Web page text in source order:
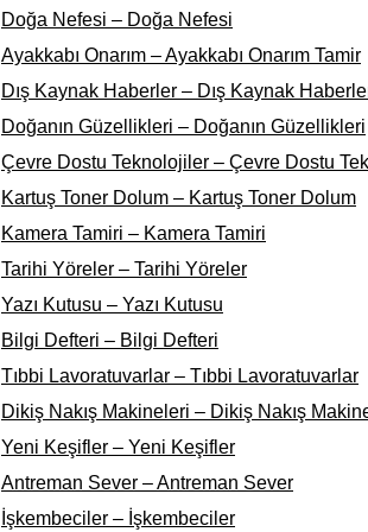
Doğa Nefesi – Doğa Nefesi
Ayakkabı Onarım – Ayakkabı Onarım Tamir
Dış Kaynak Haberler – Dış Kaynak
Doğanın Güzellikleri – Doğanın Güzellikleri
Çevre Dostu Teknolojiler – Çevre Dostu
Kartuş Toner Dolum – Kartuş Toner Dolum
Kamera Tamiri – Kamera Tamiri
Tarihi Yöreler – Tarihi Yöreler
Yazı Kutusu – Yazı Kutusu
Bilgi Defteri – Bilgi Defteri
Tıbbi Lavoratuvarlar – Tıbbi Lavoratuvarlar
Dikiş Nakış Makineleri – Dikiş Nakış
Yeni Keşifler – Yeni Keşifler
Antreman Sever – Antreman Sever
İşkembeciler – İşkembeciler